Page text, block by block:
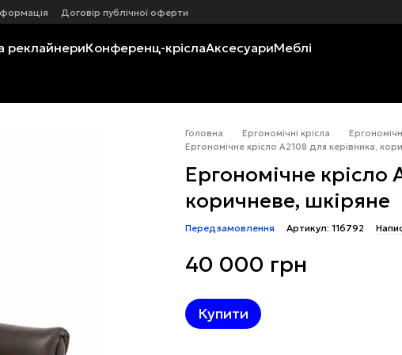
Договір публічної оферти
реклайнериКонференц-кріслаАксесуариМеблі
Головна Ергономічні крісла
Ергономічне крісло A2108 для керівника,
Ергономічне крісло
коричневе, шкіряне
Передзамовлення Артикул: 116792
40 000 грн
Купити